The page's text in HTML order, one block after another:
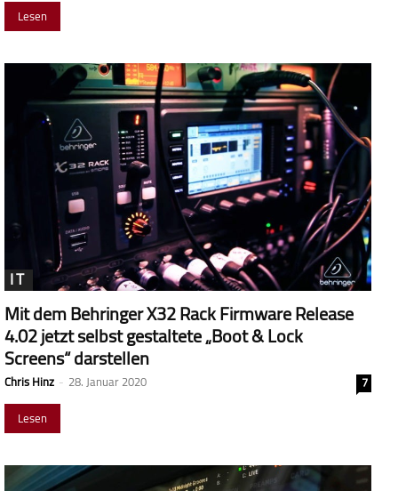
Lesen
IT
Mit dem Behringer X32 Rack Firmware Release
4.02 jetzt selbst gestaltete „Boot & Lock
Screens“ darstellen
Chris Hinz - 28. Januar 2020
7
Lesen